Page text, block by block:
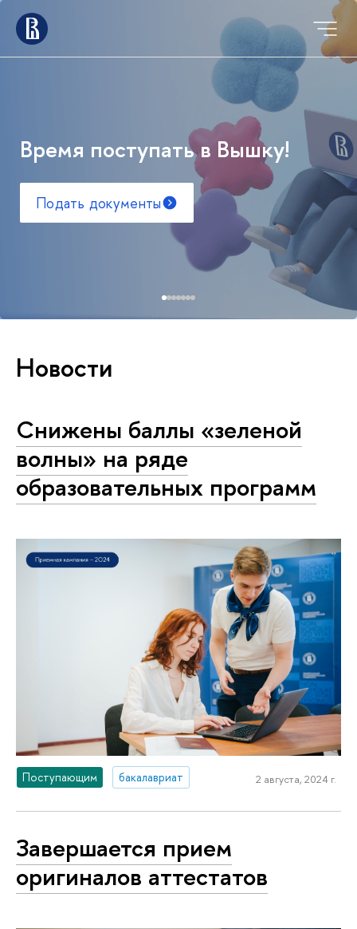
Время поступать в Вышку!
Подать документы
Новости
Снижены баллы «зеленой
волны» на ряде
образовательных программ
Поступающим бакалавриат 2 августа, 2024 г.
Завершается прием
оригиналов аттестатов